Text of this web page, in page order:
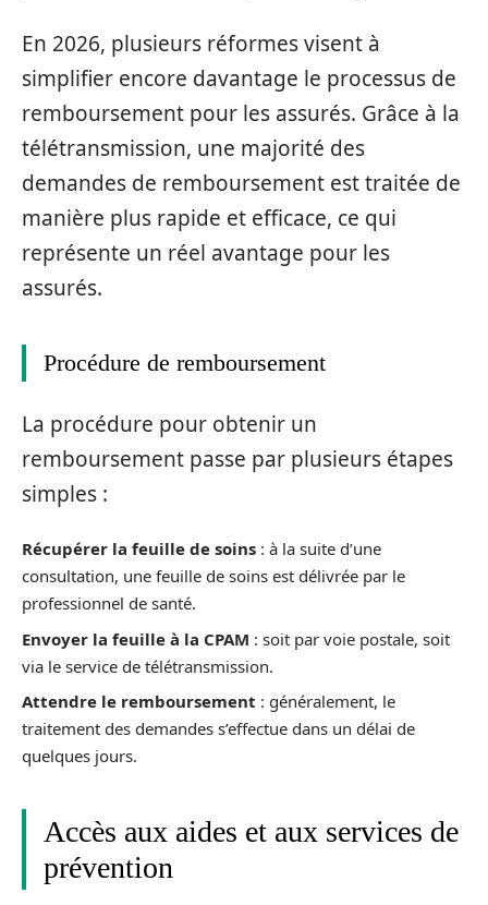
En 2026, plusieurs réformes visent à
simplifier encore davantage le processus de
remboursement pour les assurés. Grâce à la
télétransmission, une majorité des
demandes de remboursement est traitée de
manière plus rapide et efficace, ce qui
représente un réel avantage pour les
assurés.
Procédure de remboursement
La procédure pour obtenir un
remboursement passe par plusieurs étapes
simples :
Récupérer la feuille de soins : à la suite d’une
consultation, une feuille de soins est délivrée par le
professionnel de santé.
Envoyer la feuille à la CPAM : soit par voie postale, soit
via le service de télétransmission.
Attendre le remboursement : généralement, le
traitement des demandes s’effectue dans un délai de
quelques jours.
Accès aux aides et aux services de
prévention